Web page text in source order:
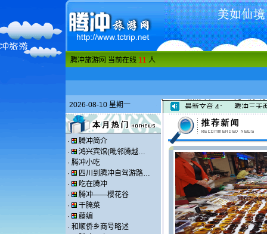
腾冲旅游网 当前在线 11 人
2026-08-10 星期一
最新文章3：
元旦腾冲
最新文章 4： 腾冲三天
·
腾冲简介
·
鸿兴宾馆(毗邻腾越…
· 腾冲小吃
·
四川到腾冲自驾游路…
·
吃在腾冲
·
腾冲——樱花谷
·
干腌菜
·
藤编
· 和顺侨乡商号略述